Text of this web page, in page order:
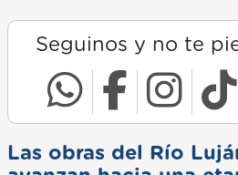
Seguinos y no te
Las obras del Río